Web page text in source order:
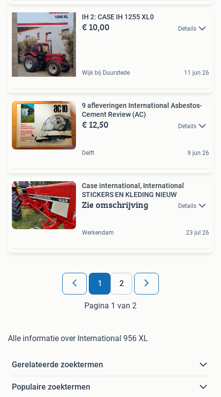
IH 2: CASE IH 1255 XL0
€ 10,00 Details
Wijk bij Duurstede 11 jun 26
9 afleveringen International Asbestos-
Cement Review (AC)
€ 12,50 Details
Delft 9 jun 26
Case international, International
STICKERS EN KLEDING NIEUW
Zie omschrijving Details
Werkendam 23 jul 26
1 2
Pagina 1 van 2
Alle informatie over International 956 XL
Gerelateerde zoektermen
Populaire zoektermen